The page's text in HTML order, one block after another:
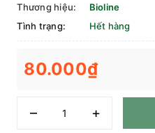
Thương hiệu:
Bioline
Tình trạng:
Hết hàng
80.000₫
– +